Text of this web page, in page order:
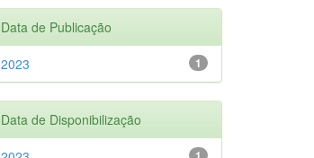
Data de Publicação
1
2023
Data de Disponibilização